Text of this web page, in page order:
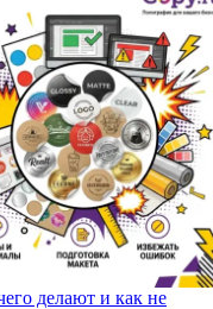
делают и как не